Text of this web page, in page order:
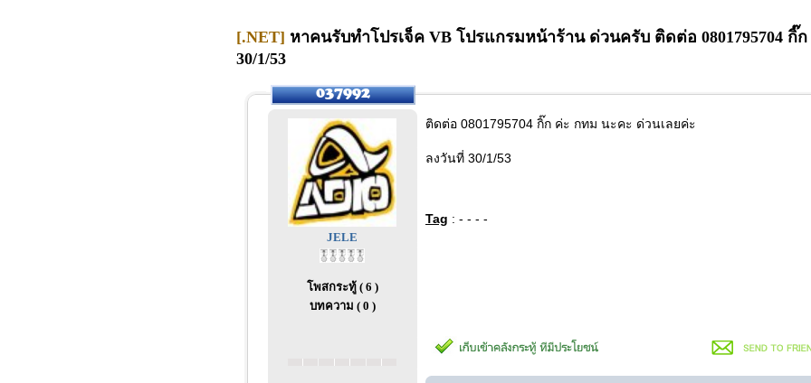
[.NET] หาคนรับทำโปรเจ็ค VB โปรแกรมหน้าร้าน ด่วนครับ ติดต่อ 0801795704 กิ๊
30/1/53
JELE
โพสกระทู้ ( 6 )
บทความ ( 0 )
ติดต่อ 0801795704 กิ๊ก ค่ะ กทม นะคะ ด่วนเลยค่ะ
ลงวันที่ 30/1/53
Tag : - - - -